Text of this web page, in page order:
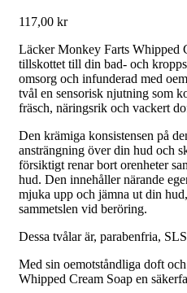
117,00 kr
Läcker Monkey Farts Whipped
tillskottet till din bad- och
omsorg och infunderad med
tvål en sensorisk njutning som
fräsch, näringsrik och vackert
Den krämiga konsistensen på
ansträngning över din hud och
försiktigt renar bort orenheter
hud. Den innehåller närande
mjuka upp och jämna ut din
sammetslen vid beröring.
Dessa tvålar är, parabenfria,
Med sin oemotståndliga doft
Whipped Cream Soap en